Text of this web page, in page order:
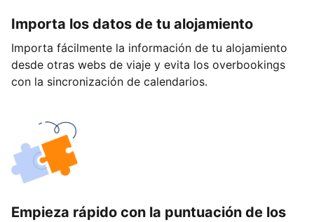
Importa los datos de tu alojamiento
Importa fácilmente la información de tu alojamiento
desde otras webs de viaje y evita los overbookings
con la sincronización de calendarios.
Empieza rápido con la puntuación de los